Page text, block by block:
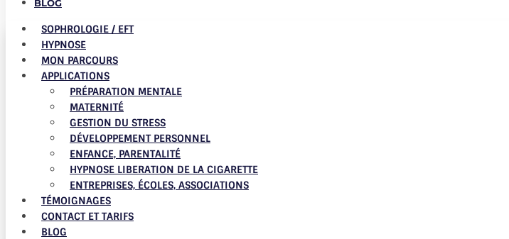
BLOG
SOPHROLOGIE / EFT
HYPNOSE
MON PARCOURS
APPLICATIONS
PRÉPARATION MENTALE
MATERNITÉ
GESTION DU STRESS
DÉVELOPPEMENT PERSONNEL
ENFANCE, PARENTALITÉ
HYPNOSE LIBERATION DE LA CIGARETTE
ENTREPRISES, ÉCOLES, ASSOCIATIONS
TÉMOIGNAGES
CONTACT ET TARIFS
BLOG